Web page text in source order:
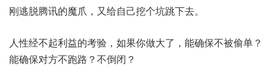
刚逃脱腾讯的魔爪，又给自己挖个坑跳下去。
人性经不起利益的考验，如果你做大了，能确保不被偷单？
能确保对方不跑路？不倒闭？